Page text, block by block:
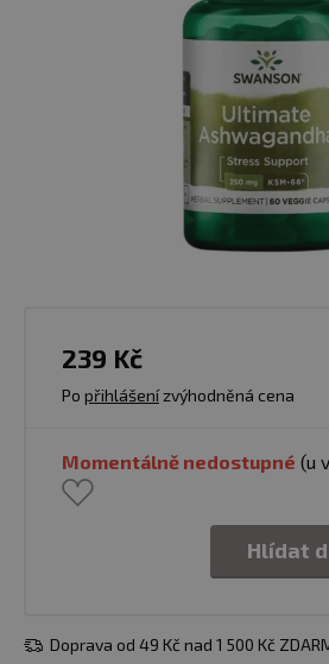
239 Kč
Po přihlášenízvýhodněná cena
Momentálně nedostupné (u
Hlídat
Doprava od 49 Kč nad 1 500 Kč